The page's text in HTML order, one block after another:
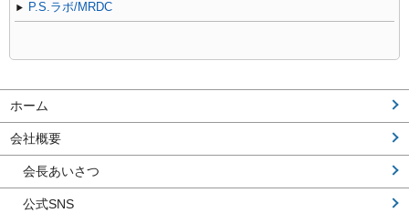
P.S.ラボ/MRDC
ホーム
会社概要
会長あいさつ
公式SNS